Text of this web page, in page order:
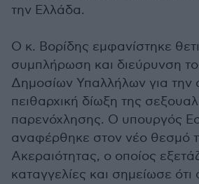
την Ελλάδα.
Ο κ. Βορίδης εμφανίστηκε
συμπλήρωση και διεύρυνση
Δημοσίων Υπαλλήλων για την
πειθαρχική δίωξη της
παρενόχλησης. Ο υπουργός
αναφέρθηκε στον νέο θεσμό
Ακεραιότητας, ο οποίος
καταγγελίες και σημείωσε ότι